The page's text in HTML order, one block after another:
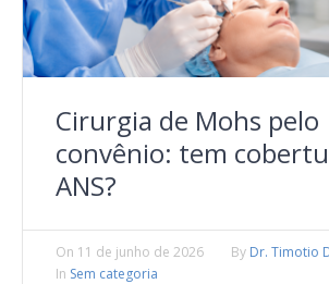
Cirurgia de Mohs pelo
convênio: tem
ANS?
On 11 de junho de 2026 By Dr. Timotio
In Sem categoria